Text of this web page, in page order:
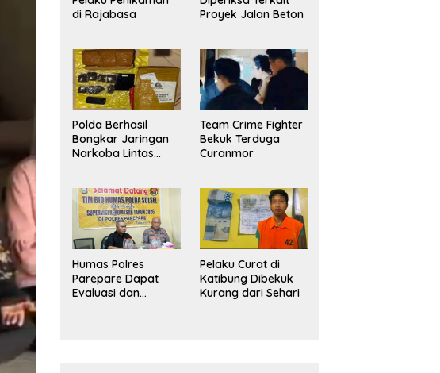
di Rajabasa
Proyek Jalan Beton
Polda Berhasil
Bongkar Jaringan
Narkoba Lintas
Team Crime Fighter
Bekuk Terduga
Curanmor
Humas Polres
Parepare Dapat
Evaluasi dan
Pelaku Curat di
Katibung Dibekuk
Kurang dari Sehari